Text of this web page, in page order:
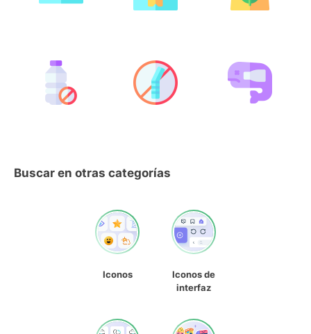
Buscar en otras categorías
Iconos
Iconos de
interfaz